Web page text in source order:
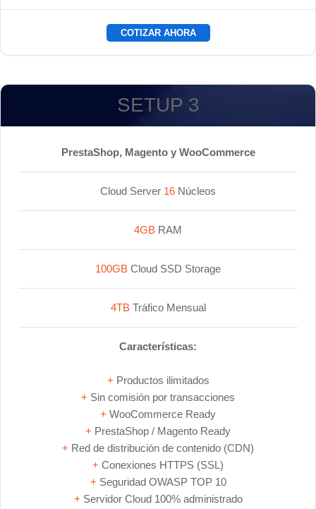
COTIZAR AHORA
SETUP 3
PrestaShop, Magento y WooCommerce
Cloud Server 16 Núcleos
4GB RAM
100GB Cloud SSD Storage
4TB Tráfico Mensual
Características:
+ Productos ilimitados
+ Sin comisión por transacciones
+ WooCommerce Ready
+ PrestaShop / Magento Ready
+ Red de distribución de contenido (CDN)
+ Conexiones HTTPS (SSL)
+ Seguridad OWASP TOP 10
+ Servidor Cloud 100% administrado